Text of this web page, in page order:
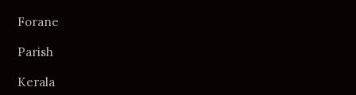
Forane
Parish
Kerala